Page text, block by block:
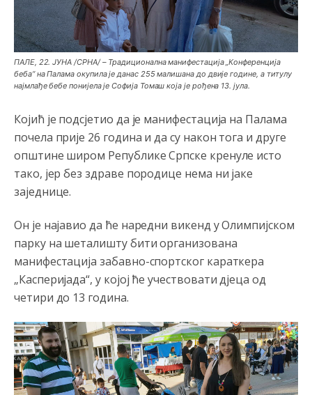
ПАЛЕ, 22. ЈУНА /СРНА/ – Традиционална манифестација „Конференција
беба“ на Палама окупила је данас 255 малишана до двије године, а титулу
најмлађе бебе понијела је Софија Томаш која је рођена 13. јула.
Којић је подсјетио да је манифестација на Палама
почела прије 26 година и да су након тога и друге
општине широм Републике Српске кренуле исто
тако, јер без здраве породице нема ни јаке
заједнице.
Он је најавио да ће наредни викенд у Олимпијском
парку на шеталишту бити организована
манифестација забавно-спортског караткера
„Касперијада“, у којој ће учествовати д‌јеца од
четири до 13 година.